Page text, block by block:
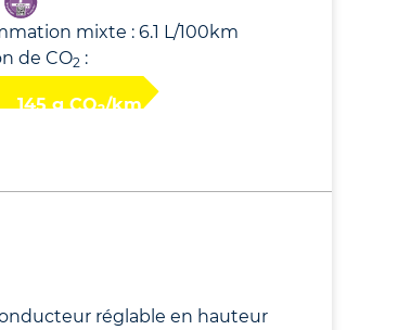
mixte : 6.1 L/100km
de CO2 :
145 g CO2/km
réglable en hauteur